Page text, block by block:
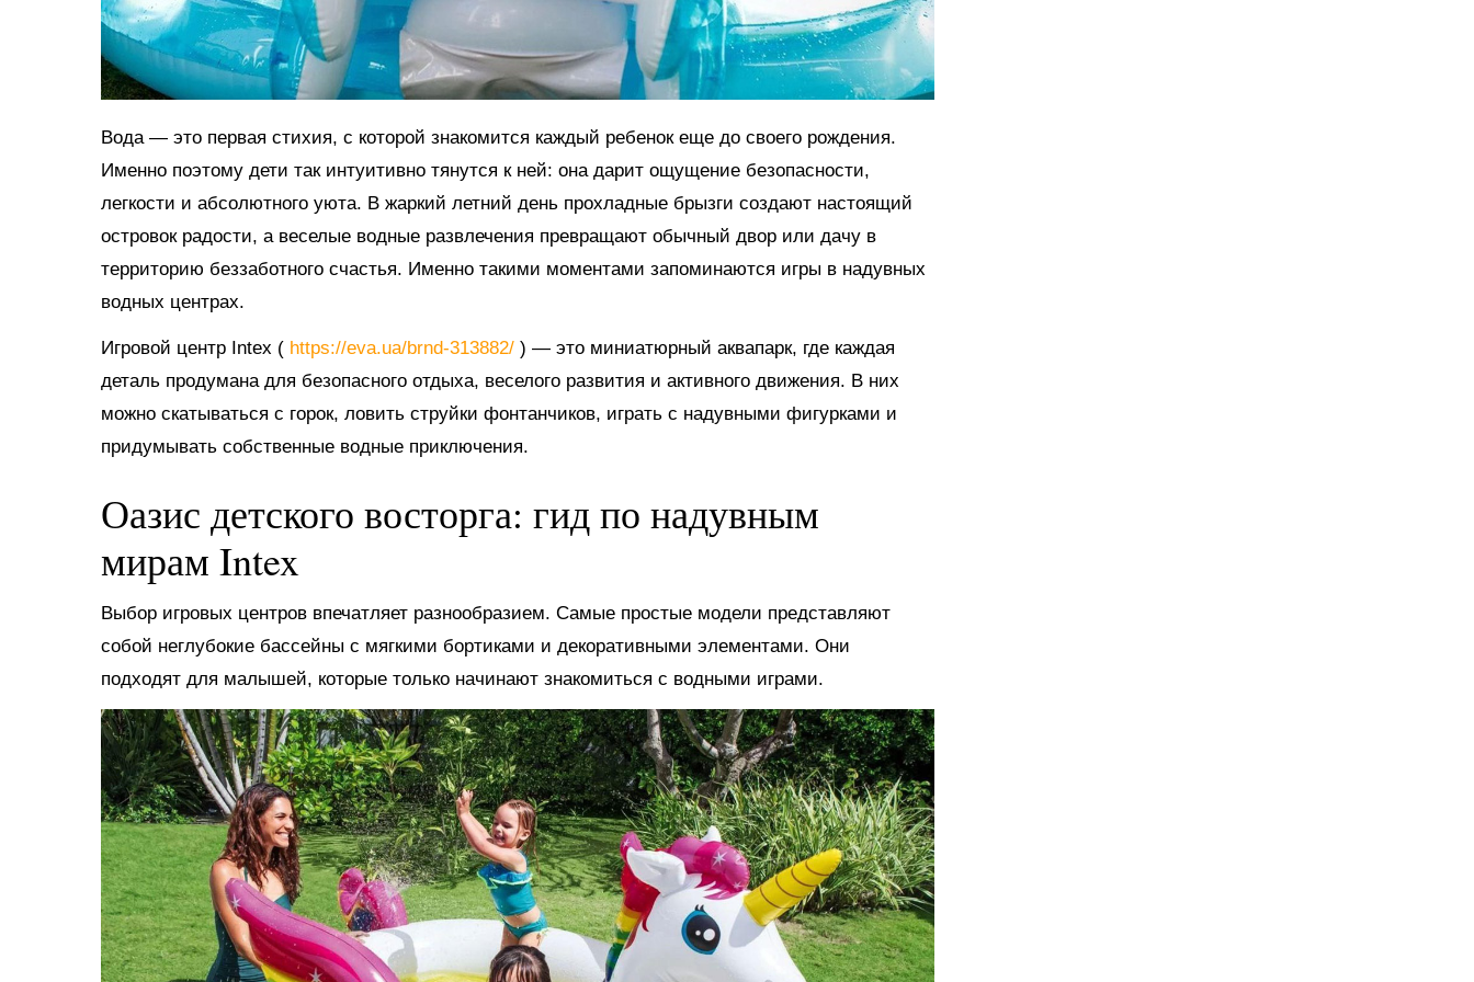
Вода — это первая стихия, с которой знакомится каждый ребенок еще до своего рождения.
Именно поэтому дети так интуитивно тянутся к ней: она дарит ощущение безопасности,
легкости и абсолютного уюта. В жаркий летний день прохладные брызги создают настоящий
островок радости, а веселые водные развлечения превращают обычный двор или дачу в
территорию беззаботного счастья. Именно такими моментами запоминаются игры в надувных
водных центрах.
Игровой центр Intex ( https://eva.ua/brnd-313882/ ) — это миниатюрный аквапарк, где каждая
деталь продумана для безопасного отдыха, веселого развития и активного движения. В них
можно скатываться с горок, ловить струйки фонтанчиков, играть с надувными фигурками и
придумывать собственные водные приключения.
Оазис детского восторга: гид по надувным
мирам Intex
Выбор игровых центров впечатляет разнообразием. Самые простые модели представляют
собой неглубокие бассейны с мягкими бортиками и декоративными элементами. Они
подходят для малышей, которые только начинают знакомиться с водными играми.